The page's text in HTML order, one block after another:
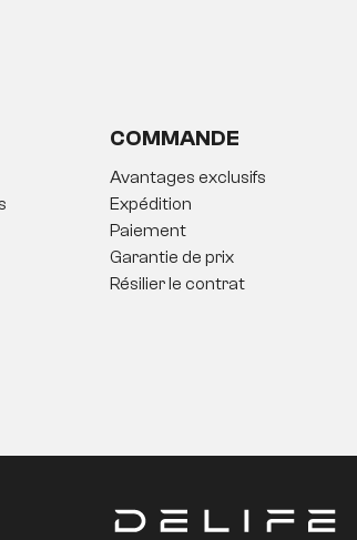
COMMANDE
Avantages exclusifs
Expédition
Paiement
Garantie de prix
Résilier le contrat